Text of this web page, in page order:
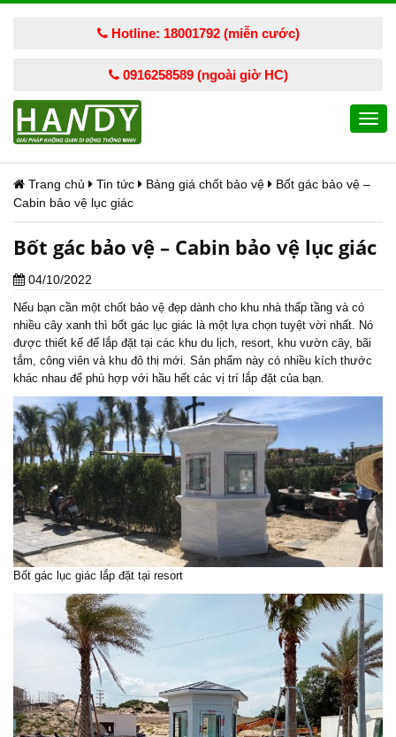
Hotline: 18001792 (miễn cước)
0916258589 (ngoài giờ HC)
Trang chủ Tin tức Bảng giá chốt bảo vệ
Bốt gác bảo vệ –
Cabin bảo vệ lục giác
Bốt gác bảo vệ – Cabin bảo vệ lục giác
04/10/2022
Nếu bạn cần một chốt bảo vệ đẹp dành cho khu nhà thấp tầng và có
nhiều cây xanh thì bốt gác lục giác là một lựa chọn tuyệt vời nhất. Nó
được thiết kế để lắp đặt tại các khu du lịch, resort, khu vườn cây, bãi
tắm, công viên và khu đô thị mới. Sản phẩm này có nhiều kích thước
khác nhau để phù hợp với hầu hết các vị trí lắp đặt của bạn.
Bốt gác lục giác lắp đặt tại resort